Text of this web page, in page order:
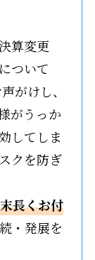
決算変更
について
がけし、
がうっか
してしま
クを防ぎ
末長くお付
・発展を